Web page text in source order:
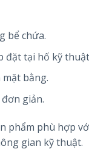
bể chứa.
đặt tại hố kỹ
mặt bằng.
giản.
phẩm phù hợp
gian kỹ thuật.